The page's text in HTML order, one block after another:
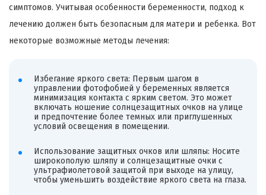
симптомов. Учитывая особенности беременности, подход к
лечению должен быть безопасным для матери и ребенка. Вот
некоторые возможные методы лечения:
Избегание яркого света: Первым шагом в
управлении фотофобией у беременных является
минимизация контакта с ярким светом. Это может
включать ношение солнцезащитных очков на улице
и предпочтение более темных или приглушенных
условий освещения в помещении.
Использование защитных очков или шляпы: Носите
широкополую шляпу и солнцезащитные очки с
ультрафиолетовой защитой при выходе на улицу,
чтобы уменьшить воздействие яркого света на глаза.